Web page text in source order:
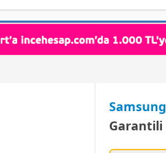
Samsung
Garantili